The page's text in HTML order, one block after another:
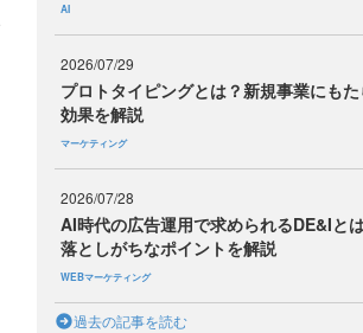
AI
2026/07/29
プロトタイピングとは？新規事業にも
効果を解説
マーケティング
2026/07/28
AI時代の広告運用で求められるDE&Iと
落としがちなポイントを解説
WEBマーケティング
過去の記事を読む